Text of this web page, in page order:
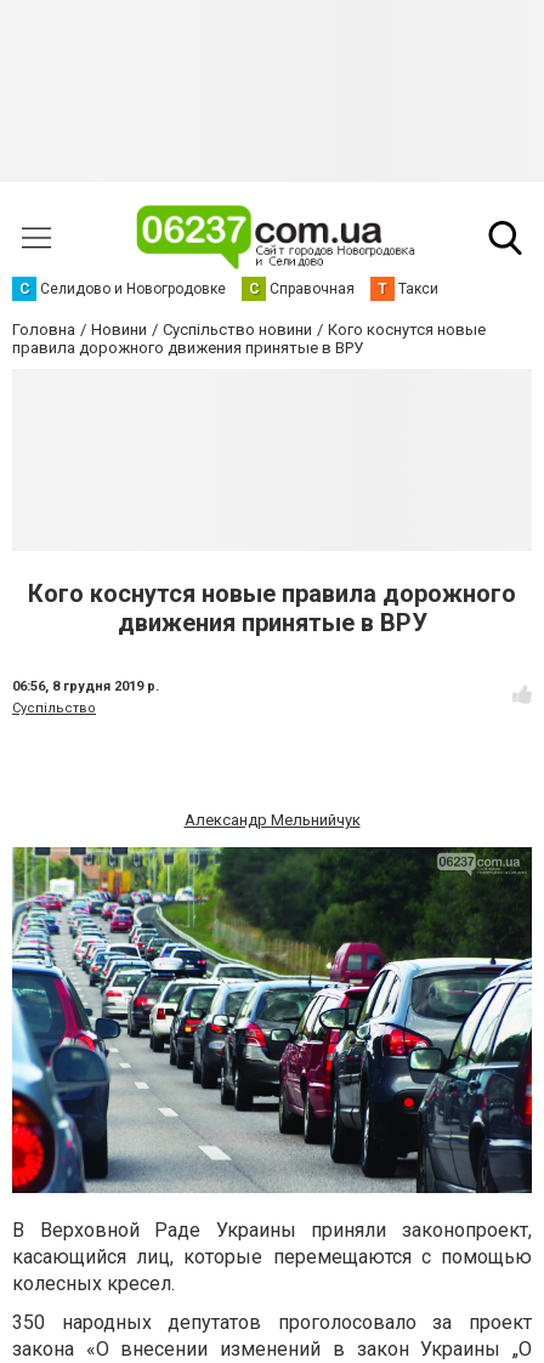
С Селидово и Новогродовке С Справочная Т Такси
Головна Новини Суспільство новини
Кого коснутся новые
правила дорожного движения принятые в ВРУ
Кого коснутся новые правила дорожного
движения принятые в ВРУ
06:56, 8 грудня 2019 р.
Суспільство
Александр Мельнийчук
В Верховной Раде Украины приняли законопроект,
касающийся лиц, которые перемещаются с помощью
колесных кресел.
350 народных депутатов проголосовало за проект
закона «О внесении изменений в закон Украины „О